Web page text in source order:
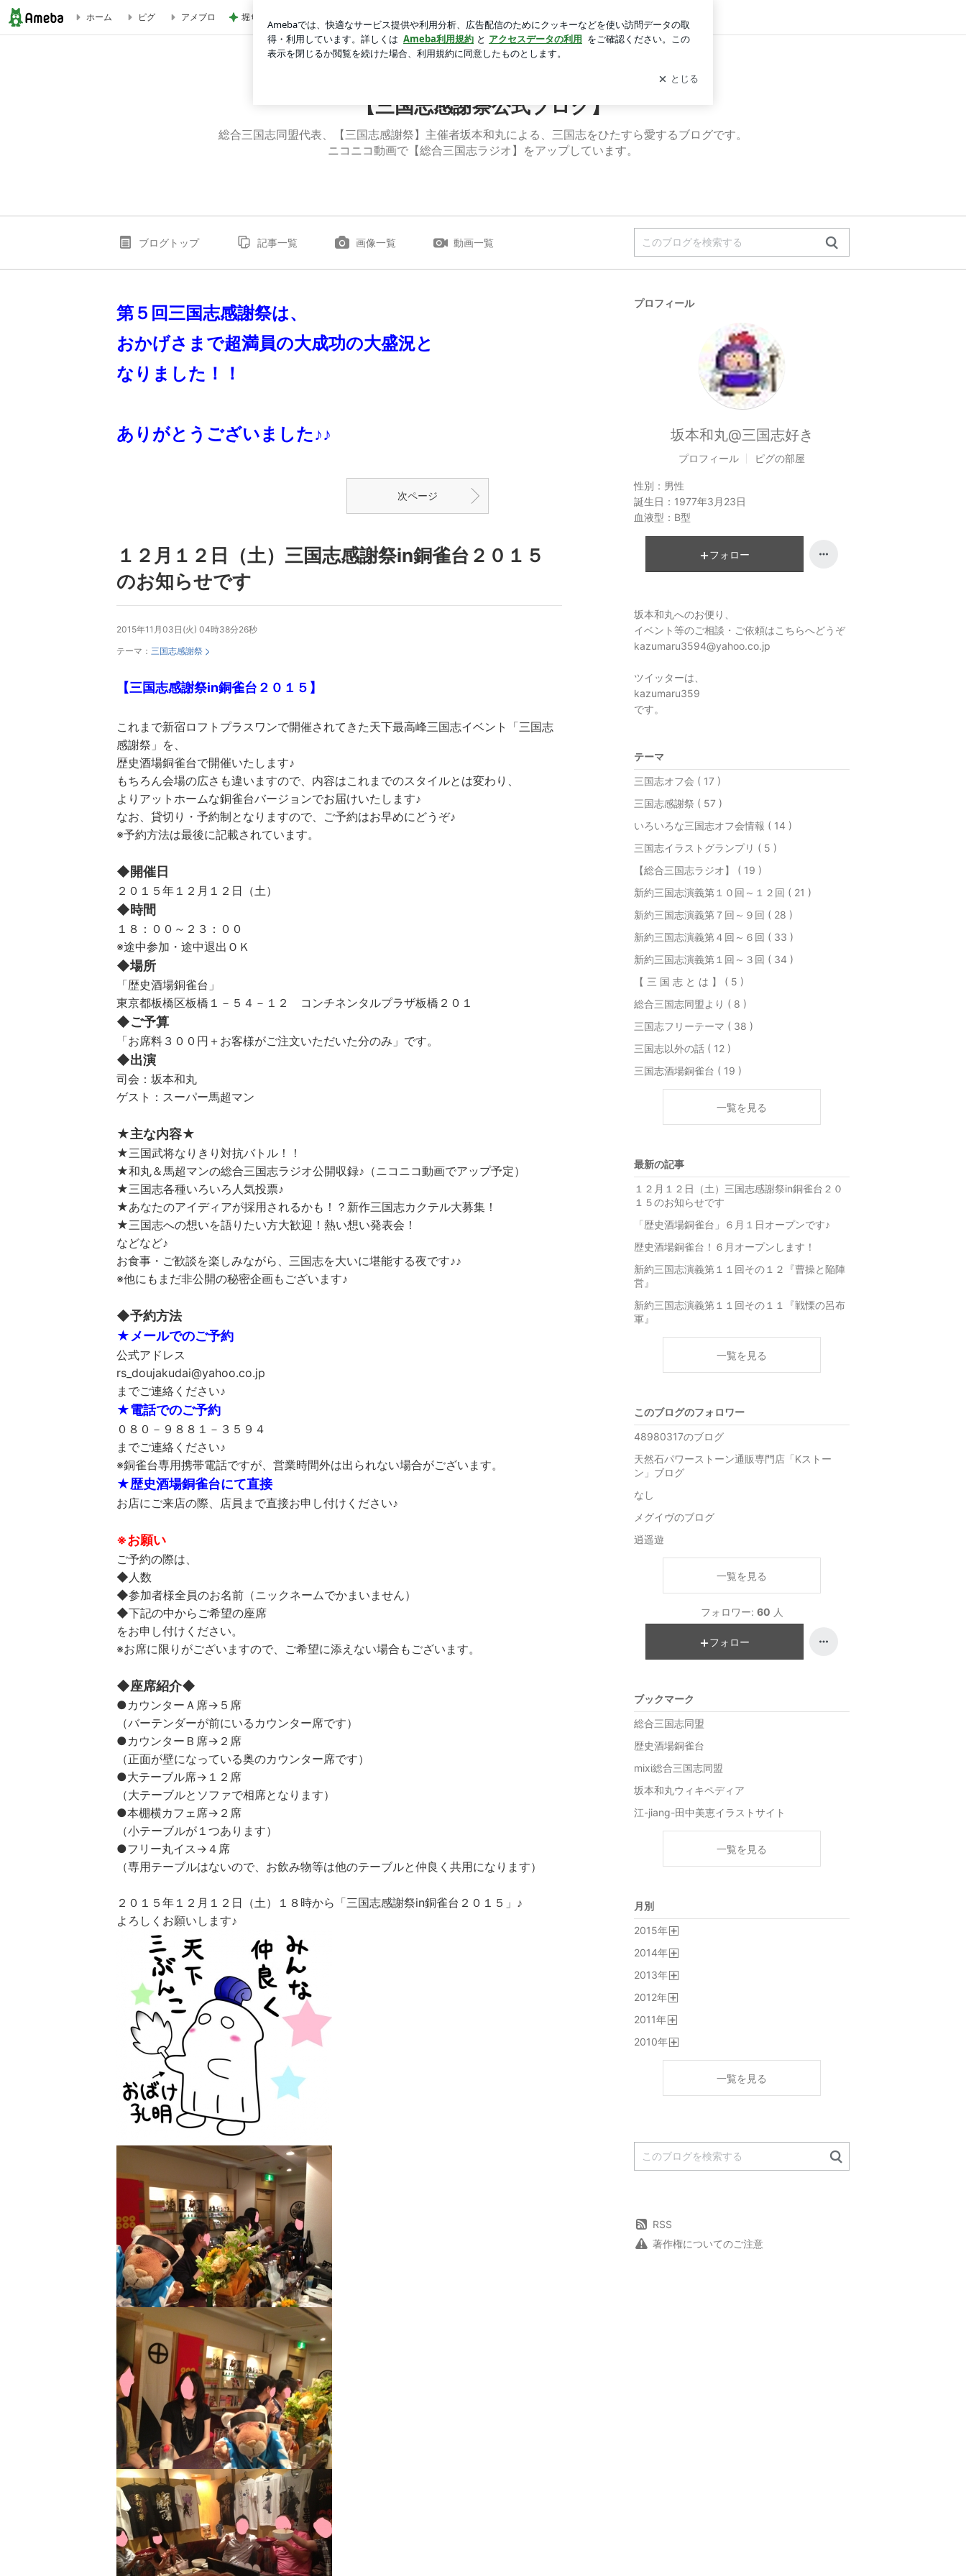
ホーム ピグ アメブロ 堀ちえみ 胴が長いトイプードル ログイン
【三国志感謝祭公式ブログ】
総合三国志同盟代表、【三国志感謝祭】主催者坂本和丸による、三国志をひたすら愛するブログです。
ニコニコ動画で【総合三国志ラジオ】をアップしています。
ブログトップ 記事一覧 画像一覧 動画一覧
第５ 回三国志感謝祭は、
おかげさまで超満員の大成功の大盛況と
なりました！！
ありがとうございました♪♪
次ページ
１２月１２日（土）三国志感謝祭in銅雀台２０１５
のお知らせです
2015年11月03日(火) 04時38分26秒
テーマ： 三国志感謝祭
【三国志感謝祭in銅雀台２０１５】
これまで新宿ロフトプラスワンで開催されてきた天下最高峰三国志イベント「三国志
感謝祭」を、
歴史酒場銅雀台で開催いたします♪
もちろん会場の広さも違いますので、内容はこれまでのスタイルとは変わり、
よりアットホームな銅雀台バージョンでお届けいたします♪
なお、貸切り・予約制となりますので、ご予約はお早めにどうぞ♪
※予約方法は最後に記載されています。
◆開催日
２０１５年１２月１２日（土）
◆時間
１８：００～２３：００
※途中参加・途中退出ＯＫ
◆場所
「歴史酒場銅雀台」
東京都板橋区板橋１－５４－１２ コンチネンタルプラザ板橋２０１
◆ご予算
「お席料３００円＋お客様がご注文いただいた分のみ」です。
◆出演
司会：坂本和丸
ゲスト：スーパー馬超マン
★主な内容★
★三国武将なりきり対抗バトル！！
★和丸＆馬超マンの総合三国志ラジオ公開収録♪（ニコニコ動画でアップ予定）
★三国志各種いろいろ人気投票♪
★あなたのアイディアが採用されるかも！？新作三国志カクテル大募集！
★三国志への想いを語りたい方大歓迎！熱い想い発表会！
などなど♪
お食事・ご歓談を楽しみながら、三国志を大いに堪能する夜です♪♪
※他にもまだ非公開の秘密企画もございます♪
◆予約方法
★メールでのご予約
公式アドレス
rs_doujakudai@yahoo.co.jp
までご連絡ください♪
★電話でのご予約
０８０－９８８１－３５９４
までご連絡ください♪
※銅雀台専用携帯電話ですが、営業時間外は出られない場合がございます。
★歴史酒場銅雀台にて直接
お店にご来店の際、店員まで直接お申し付けください♪
※お願い
ご予約の際は、
◆人数
◆参加者様全員のお名前（ニックネームでかまいません）
◆下記の中からご希望の座席
をお申し付けください。
※お席に限りがございますので、ご希望に添えない場合もございます。
◆座席紹介◆
●カウンターＡ席→５席
（バーテンダーが前にいるカウンター席です）
●カウンターＢ席→２席
（正面が壁になっている奥のカウンター席です）
●大テーブル席→１２席
（大テーブルとソファで相席となります）
●本棚横カフェ席→２席
（小テーブルが１つあります）
●フリー丸イス→４席
（専用テーブルはないので、お飲み物等は他のテーブルと仲良く共用になります）
２０１５年１２月１２日（土）１８時から「三国志感謝祭in銅雀台２０１５」♪
よろしくお願いします♪
プロフィール
坂本和丸@三国志好き
プロフィール ピグの部屋
性別： 男性
誕生日： 1977年3月23日
血液型： B型
フォロー
坂本和丸へのお便り、
イベント等のご相談・ご依頼はこちらへどうぞ
kazumaru3594@yahoo.co.jp
ツイッターは、
kazumaru359
です。
テーマ
三国志オフ会 ( 17 )
三国志感謝祭 ( 57 )
いろいろな三国志オフ会情報 ( 14 )
三国志イラストグランプリ ( 5 )
【総合三国志ラジオ】 ( 19 )
新約三国志演義第１０回～１２回 ( 21 )
新約三国志演義第７回～９回 ( 28 )
新約三国志演義第４回～６回 ( 33 )
新約三国志演義第１回～３回 ( 34 )
【 三 国 志 と は 】 ( 5 )
総合三国志同盟より ( 8 )
三国志フリーテーマ ( 38 )
三国志以外の話 ( 12 )
三国志酒場銅雀台 ( 19 )
一覧を見る
最新の記事
１２月１２日（土）三国志感謝祭in銅雀台２０
１５のお知らせです
「歴史酒場銅雀台」６月１日オープンです♪
歴史酒場銅雀台！６月オープンします！
新約三国志演義第１１回その１２『曹操と陥陣
営』
新約三国志演義第１１回その１１『戦慄の呂布
軍』
一覧を見る
このブログのフォロワー
48980317のブログ
天然石パワーストーン通販専門店「Kストー
ン」ブログ
なし
メグイヴのブログ
逍遥遊
一覧を見る
フォロワー: 60 人
フォロー
ブックマーク
総合三国志同盟
歴史酒場銅雀台
mixi総合三国志同盟
坂本和丸ウィキペディア
江-jiang-田中美恵イラストサイト
一覧を見る
月別
2015年
2014年
2013年
2012年
2011年
2010年
一覧を見る
RSS
著作権についてのご注意